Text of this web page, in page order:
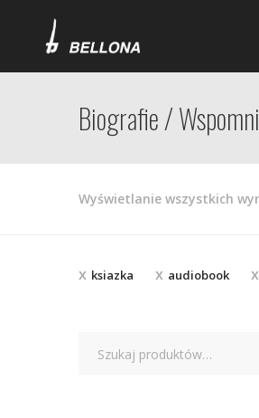
Biografie /
Wyświetlanie wszystkich
ksiazka audiobook